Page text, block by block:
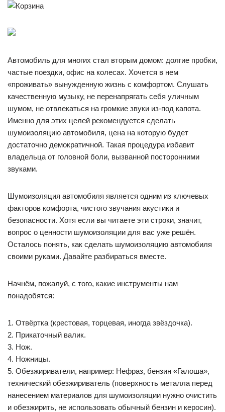
Автомобиль для многих стал вторым домом: долгие пробки,
частые поездки, офис на колесах. Хочется в нем
«проживать» вынужденную жизнь с комфортом. Слушать
качественную музыку, не перенапрягать себя уличным
шумом, не отвлекаться на громкие звуки из-под капота.
Именно для этих целей рекомендуется сделать
шумоизоляцию автомобиля, цена на которую будет
достаточно демократичной. Такая процедура избавит
владельца от головной боли, вызванной посторонними
звуками.
Шумоизоляция автомобиля является одним из ключевых
факторов комфорта, чистого звучания акустики и
безопасности. Хотя если вы читаете эти строки, значит,
вопрос о ценности шумоизоляции для вас уже решён.
Осталось понять, как сделать шумоизоляцию автомобиля
своими руками. Давайте разбираться вместе.
Начнём, пожалуй, с того, какие инструменты нам
понадобятся:
1. Отвёртка (крестовая, торцевая, иногда звёздочка).
2. Прикаточный валик.
3. Нож.
4. Ножницы.
5. Обезжириватели, например: Нефраз, бензин «Галоша»,
технический обезжириватель (поверхность металла перед
нанесением материалов для шумоизоляции нужно очистить
и обезжирить, не использовать обычный бензин и керосин).